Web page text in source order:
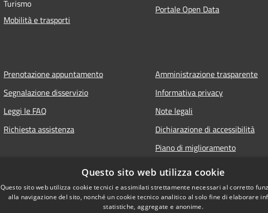
Turismo
Mobilità e trasporti
Portale Open Data
Prenotazione appuntamento
Segnalazione disservizio
Leggi le FAQ
Richiesta assistenza
Amministrazione trasparente
Informativa privacy
Note legali
Dichiarazione di accessibilità
Piano di miglioramento
Questo sito web utilizza cookie
Questo sito web utilizza cookie tecnici e assimilati strettamente necessari al corretto
alla navigazione del sito, nonché un cookie tecnico analitico al solo fine di elaborare
statistiche, aggregate e anonime.